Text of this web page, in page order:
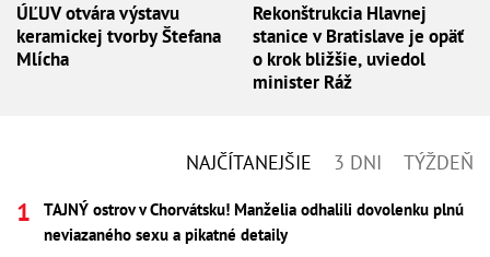
ÚĽUV otvára výstavu
keramickej tvorby Štefana
Mlícha
Rekonštrukcia Hlavnej
stanice v Bratislave je opäť
o krok bližšie, uviedol
minister Ráž
NAJČÍTANEJŠIE 3 DNI TÝŽDEŇ
TAJNÝ ostrov v Chorvátsku! Manželia odhalili dovolenku plnú
neviazaného sexu a pikatné detaily